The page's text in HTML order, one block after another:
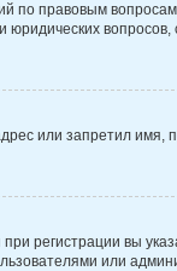
по правовым
юридических
или запретил имя,
регистрации вы
или